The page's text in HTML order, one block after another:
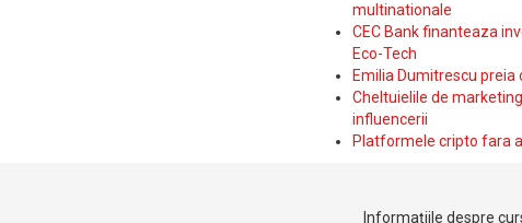
multinationale
CEC Bank finanteaza
Eco-Tech
Emilia Dumitrescu
Cheltuielile de
influencerii
Platformele cripto fara
Informațiile despre